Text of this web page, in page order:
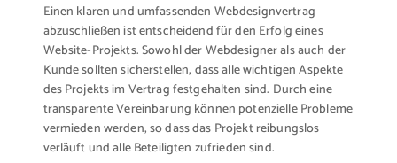
Einen klaren und umfassenden Webdesignvertrag
abzuschließen ist entscheidend für den Erfolg eines
Website-Projekts. Sowohl der Webdesigner als auch der
Kunde sollten sicherstellen, dass alle wichtigen Aspekte
des Projekts im Vertrag festgehalten sind. Durch eine
transparente Vereinbarung können potenzielle Probleme
vermieden werden, so dass das Projekt reibungslos
verläuft und alle Beteiligten zufrieden sind.